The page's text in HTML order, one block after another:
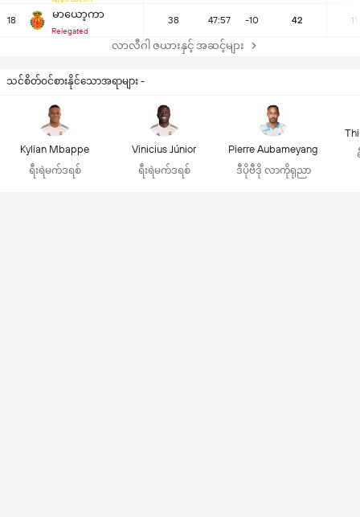
18 မာယော့ကာ
Relegated
38 47:57 -10 42 11
လာလီဂါ ဇယားနှင့် အဆင့်များ
သင်စိတ်ဝင်စားနိုင်သောအရာများ -
Kylian Mbappe
ရီးရဲမက်ဒရစ်
Vinicius Júnior
ရီးရဲမက်ဒရစ်
Pierre Aubameyang
ဒီပိုဗီဒို လာကိုရုညာ